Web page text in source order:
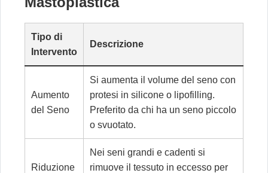
Tipo di
Intervento
Descrizione
Aumento
del Seno
Si aumenta il volume del seno con
protesi in silicone o lipofilling.
Preferito da chi ha un seno piccolo
o svuotato.
Riduzione
Nei seni grandi e cadenti si
rimuove il tessuto in eccesso per